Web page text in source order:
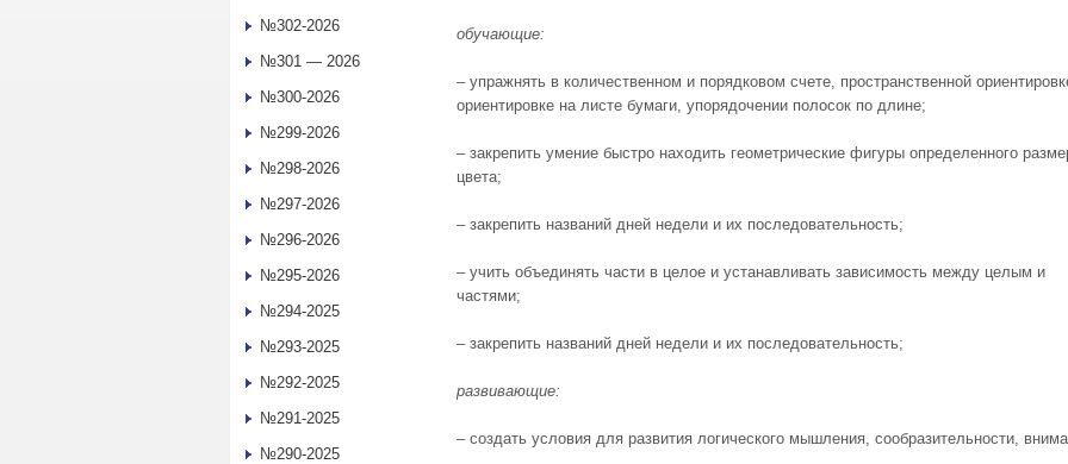
обучающие:
– упражнять в количественном и порядковом счете, пространственной
ориентировке на листе бумаги, упорядочении полосок по длине;
– закрепить умение быстро находить геометрические фигуры определенного
цвета;
– закрепить названий дней недели и их последовательность;
– учить объединять части в целое и устанавливать зависимость между целым и
частями;
– закрепить названий дней недели и их последовательность;
развивающие:
– создать условия для развития логического мышления, сообразительности,
№302-2026
№301 — 2026
№300-2026
№299-2026
№298-2026
№297-2026
№296-2026
№295-2026
№294-2025
№293-2025
№292-2025
№291-2025
№290-2025